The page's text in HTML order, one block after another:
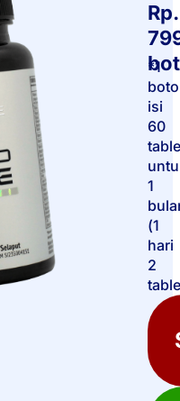
Rp.
*1
isi
60
1
(1
hari
2